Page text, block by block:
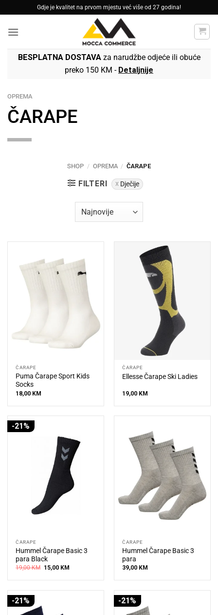
to
content
Gdje je kvalitet na prvom mjestu već više od 27 godina!
BESPLATNA DOSTAVAza narudžbe odjeće ili obuće
preko 150 KM - Detaljnije
OPREMA
ČARAPE
SHOP / OPREMA / ČARAPE
FILTERI Dječije
ČARAPE
Puma Čarape Sport Kids
Socks
18,00 KM
ČARAPE
Ellesse Čarape Ski Ladies
19,00 KM
-21%
ČARAPE
Hummel Čarape Basic 3
para Black
19,00KM Original
was:
15,00 KMCurrent
is:
ČARAPE
Hummel Čarape Basic 3
para
39,00 KM
-21% -21%